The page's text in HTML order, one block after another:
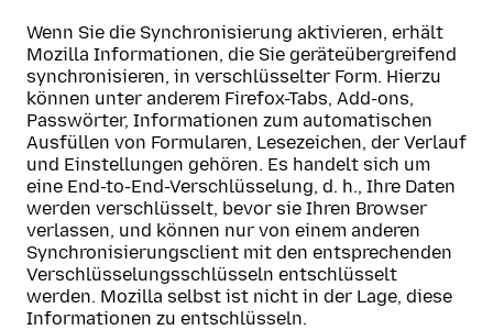
Wenn Sie die Synchronisierung aktivieren, erhält
Mozilla Informationen, die Sie geräteübergreifend
synchronisieren, in verschlüsselter Form. Hierzu
können unter anderem Firefox-Tabs, Add-ons,
Passwörter, Informationen zum automatischen
Ausfüllen von Formularen, Lesezeichen, der Verlauf
und Einstellungen gehören. Es handelt sich um
eine End-to-End-Verschlüsselung, d. h., Ihre Daten
werden verschlüsselt, bevor sie Ihren Browser
verlassen, und können nur von einem anderen
Synchronisierungsclient mit den entsprechenden
Verschlüsselungsschlüsseln entschlüsselt
werden. Mozilla selbst ist nicht in der Lage, diese
Informationen zu entschlüsseln.